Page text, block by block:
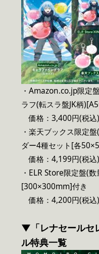
・Amazon.co.jp限定
ラフ(転スラ盤JK柄
価格：3,400円(税込)
・楽天ブックス限定
ダー4種セット[各
価格：4,199円(税込)
・ELR Store限定盤(
[300×300mm]付き
価格：4,200円(税込)
▼「レナセールセ
ル特典一覧